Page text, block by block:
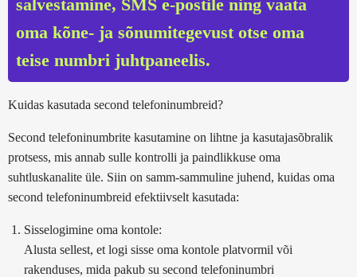
salvestamine, SMS e-postile ning vaata
oma kõne- ja sõnumitegevust otse oma
teise numbri juhtpaneelis.
Kuidas kasutada second telefoninumbreid?
Second telefoninumbrite kasutamine on lihtne ja kasutajasõbralik
protsess, mis annab sulle kontrolli ja paindlikkuse oma
suhtluskanalite üle. Siin on samm-sammuline juhend, kuidas oma
second telefoninumbreid efektiivselt kasutada:
Sisselogimine oma kontole:
Alusta sellest, et logi sisse oma kontole platvormil või
rakenduses, mida pakub su second telefoninumbri